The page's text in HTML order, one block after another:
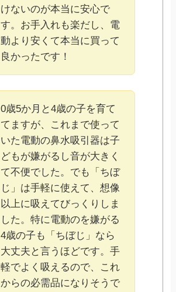
けないのが本当に安心で
す。お手入れも楽だし、電
動より安くて本当に買って
良かったです！
0歳5か月と4歳の子を育て
てますが、これまで使って
いた電動の鼻水吸引器は子
どもが嫌がるし音が大きく
て不便でした。でも「ちぼ
じ」は手軽に使えて、想像
以上に吸えてびっくりしま
した。特に電動のを嫌がる
4歳の子も「ちぼじ」なら
大丈夫と言うほどです。手
軽でよく吸えるので、これ
からの必需品になりそうで